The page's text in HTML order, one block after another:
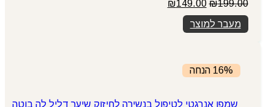
₪199.00
המחיר
המקורי
היה:
₪199.00.
₪149.00
מעבר למוצר
16% הנחה
שמפו אנרגטי לטיפול בנשירה לחיזוק שיער דליל לה בוטה